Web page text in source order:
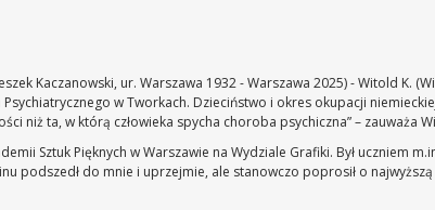
Kaczanowski, ur. Warszawa 1932 - Warszawa 2025) - Witold K.
w Tworkach. Dzieciństwo i okres okupacji
niż ta, w którą człowieka spycha choroba psychiczna” – zauważa
Sztuk Pięknych w Warszawie na Wydziale Grafiki. Był uczniem
podszedł do mnie i uprzejmie, ale stanowczo poprosił o